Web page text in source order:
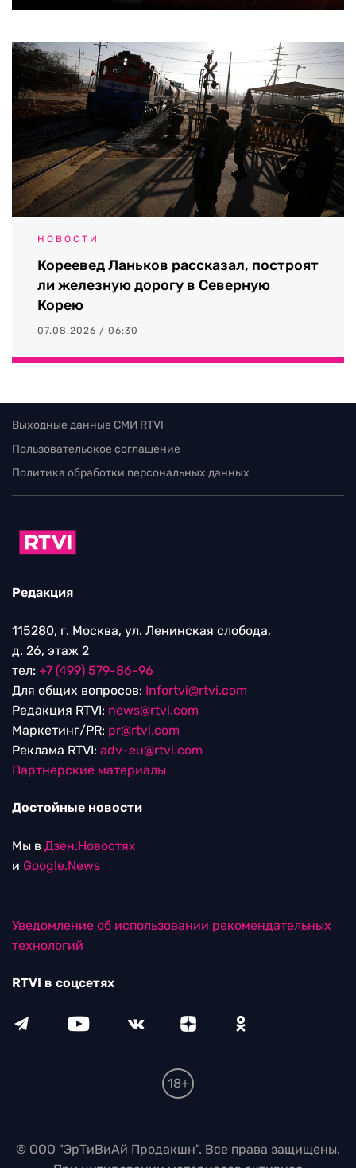
НОВОСТИ
Кореевед Ланьков рассказал, построят
ли железную дорогу в Северную
Корею
07.08.2026 / 06:30
Выходные данные СМИ RTVI
Пользовательское соглашение
Политика обработки персональных данных
Редакция
115280, г. Москва, ул. Ленинская слобода,
д. 26, этаж 2
тел: +7 (499) 579-86-96
Для общих вопросов: Infortvi@rtvi.com
Редакция RTVI: news@rtvi.com
Маркетинг/PR: pr@rtvi.com
Реклама RTVI: adv-eu@rtvi.com
Партнерские материалы
Достойные новости
Мы в Дзен.Новостях
и Google.News
Уведомление об использовании рекомендательных
технологий
RTVI в соцсетях
18+
© ООО "ЭрТиВиАй Продакшн". Все права защищены.